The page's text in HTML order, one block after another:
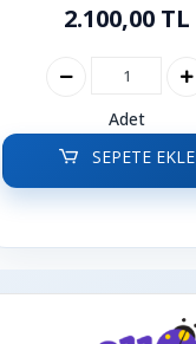
2.100,00 TL
Adet
SEPETE EKLE